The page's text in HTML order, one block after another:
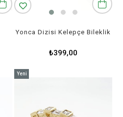
Yonca Dizisi Kelepçe Bileklik
₺399,00
Yeni